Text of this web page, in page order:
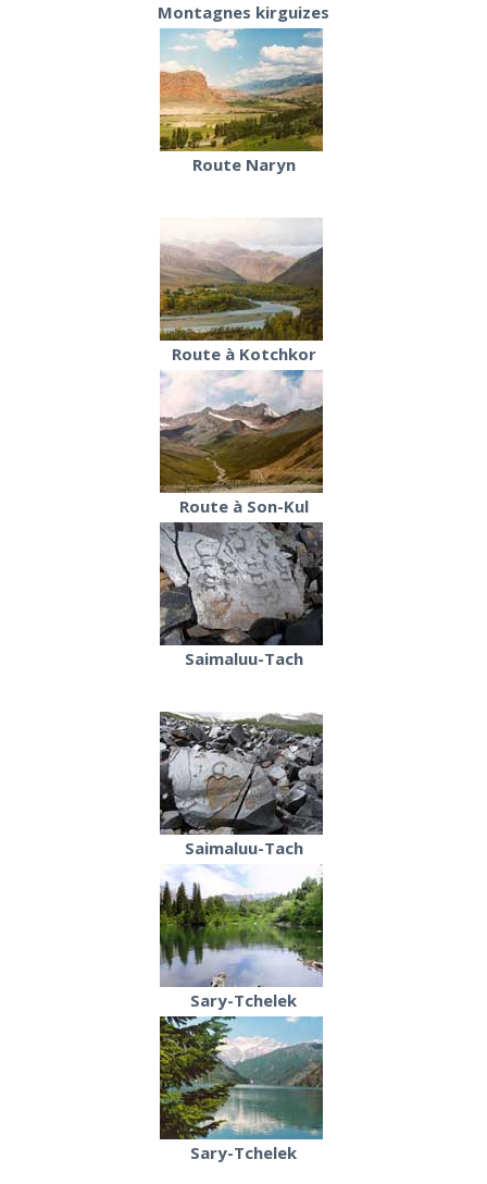
Montagnes kirguizes
Route Naryn
Route à Kotchkor
Route à Son-Kul
Saimaluu-Tach
Saimaluu-Tach
Sary-Tchelek
Sary-Tchelek